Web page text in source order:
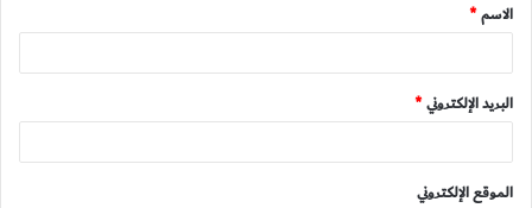
*
الاسم*
البريد الإلكتروني*
الموقع الإلكتروني